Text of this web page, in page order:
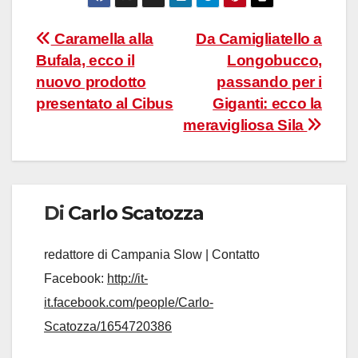
Navigazione
articoli
Da Camigliatello a
Longobucco,
passando per i
Giganti: ecco la
meravigliosa Sila
Caramella alla
Bufala, ecco il
nuovo prodotto
presentato al Cibus
Di Carlo Scatozza
redattore di Campania Slow | Contatto
Facebook: http://it-
it.facebook.com/people/Carlo-
Scatozza/1654720386